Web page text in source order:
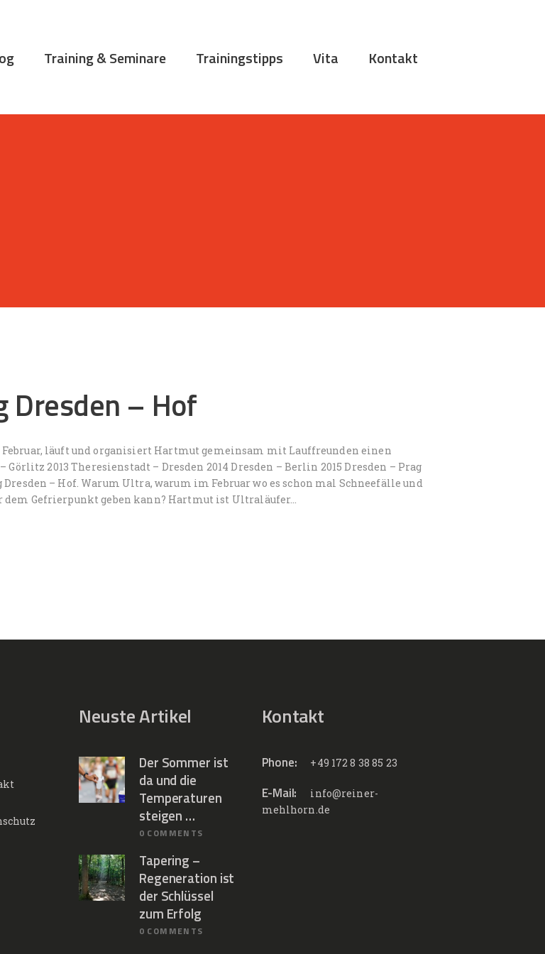
Training & Seminare Trainingstipps Vita Kontakt
Dresden – Hof
läuft und organisiert Hartmut gemeinsam mit Lauffreunden einen
Görlitz 2013 Theresienstadt – Dresden 2014 Dresden – Berlin 2015 Dresden – Prag
Dresden – Hof. Warum Ultra, warum im Februar wo es schon mal Schneefälle und
dem Gefrierpunkt geben kann? Hartmut ist Ultraläufer…
Neuste Artikel
Der Sommer ist
da und die
Temperaturen
steigen …
0 COMMENTS
Tapering –
Regeneration ist
der Schlüssel
zum Erfolg
0 COMMENTS
Kontakt
Phone: +49 172 8 38 85 23
E-Mail:
info@reiner-
mehlhorn.de